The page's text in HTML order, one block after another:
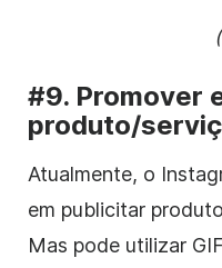
(
#9. Promover
produto/
Atualmente, o
em publicitar
Mas pode utilizar